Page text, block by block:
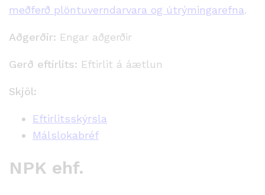
meðferð plöntuverndarvara og útrýmingarefna.
Aðgerðir: Engar aðgerðir
Gerð eftirlits: Eftirlit á áætlun
Skjöl:
Eftirlitsskýrsla
Málslokabréf
NPK ehf.